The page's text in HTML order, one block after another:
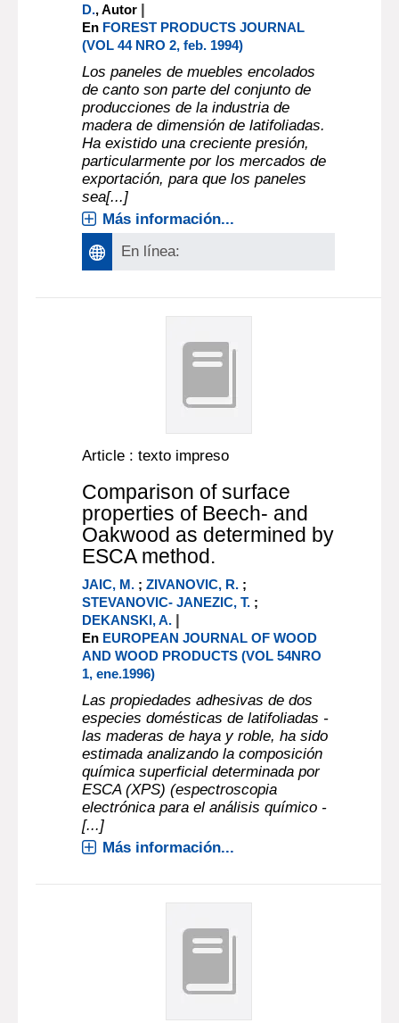
D., Autor |
En FOREST PRODUCTS JOURNAL
(VOL 44 NRO 2, feb. 1994)
Los paneles de muebles encolados
de canto son parte del conjunto de
producciones de la industria de
madera de dimensión de latifoliadas.
Ha existido una creciente presión,
particularmente por los mercados de
exportación, para que los paneles
sea[...]
Más información...
En línea:
Article : texto impreso
Comparison of surface
properties of Beech- and
Oakwood as determined by
ESCA method.
JAIC, M. ;ZIVANOVIC, R. ;
STEVANOVIC- JANEZIC, T. ;
DEKANSKI, A. |
En EUROPEAN JOURNAL OF WOOD
AND WOOD PRODUCTS (VOL 54NRO
1, ene.1996)
Las propiedades adhesivas de dos
especies domésticas de latifoliadas -
las maderas de haya y roble, ha sido
estimada analizando la composición
química superficial determinada por
ESCA (XPS) (espectroscopia
electrónica para el análisis químico -
[...]
Más información...